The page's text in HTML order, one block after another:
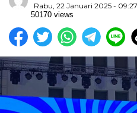
Rabu, 22 Januari 2025 -
50170 views